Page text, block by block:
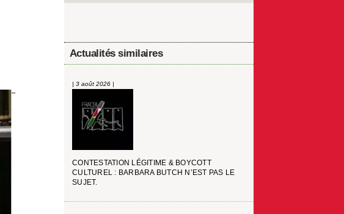
Actualités similaires
| 3 août 2026 |
CONTESTATION LÉGITIME & BOYCOTT
CULTUREL : BARBARA BUTCH N’EST PAS LE
SUJET.